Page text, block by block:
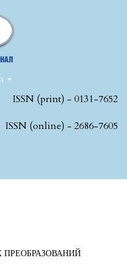
ISSN (print) - 0131-7652
ISSN (online) - 2686-7605